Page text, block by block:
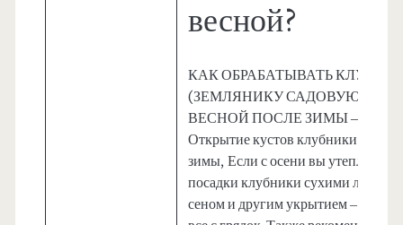
весной?
КАК ОБРАБАТЫВАТЬ
(ЗЕМЛЯНИКУ САДОВУЮ)
ВЕСНОЙ ПОСЛЕ ЗИМЫ —
Открытие кустов клубники после
зимы, Если с осени вы утепляли
посадки клубники сухими
сеном и другим укрытием –